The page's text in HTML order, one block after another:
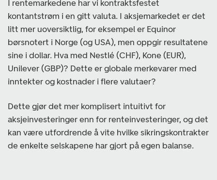
I rentemarkedene har vi kontraktsfestet
kontantstrøm i en gitt valuta. I aksjemarkedet er det
litt mer uoversiktlig, for eksempel er Equinor
børsnotert i Norge (og USA), men oppgir resultatene
sine i dollar. Hva med Nestlé (CHF), Kone (EUR),
Unilever (GBP)? Dette er globale merkevarer med
inntekter og kostnader i flere valutaer?
Dette gjør det mer komplisert intuitivt for
aksjeinvesteringer enn for renteinvesteringer, og det
kan være utfordrende å vite hvilke sikringskontrakter
de enkelte selskapene har gjort på egen balanse.